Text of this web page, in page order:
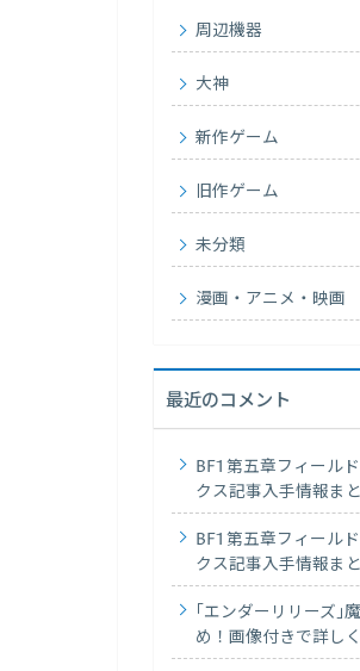
周辺機器
大神
新作ゲーム
旧作ゲーム
未分類
漫画・アニメ・映画
最近のコメント
BF1 第五章フィール
クス記事入手情報ま
BF1 第五章フィール
クス記事入手情報ま
｢エンダーリリーズ｣
め！画像付きで詳し